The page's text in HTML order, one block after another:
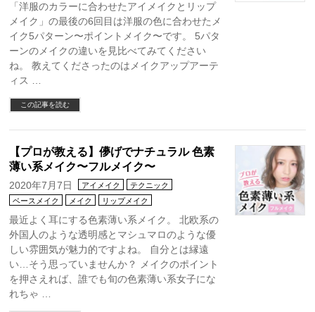
「洋服のカラーに合わせたアイメイクとリップ
メイク」の最後の6回目は洋服の色に合わせたメ
イク5パターン〜ポイントメイク〜です。 5パタ
ーンのメイクの違いを見比べてみてください
ね。 教えてくださったのはメイクアップアーテ
ィス …
この記事を読む
【プロが教える】儚げでナチュラル 色素
薄い系メイク〜フルメイク〜
2020年7月7日 アイメイク
テクニック
ベースメイク
メイク リップメイク
最近よく耳にする色素薄い系メイク。 北欧系の
外国人のような透明感とマシュマロのような優
しい雰囲気が魅力的ですよね。 自分とは縁遠
い…そう思っていませんか？ メイクのポイント
を押さえれば、誰でも旬の色素薄い系女子にな
れちゃ …